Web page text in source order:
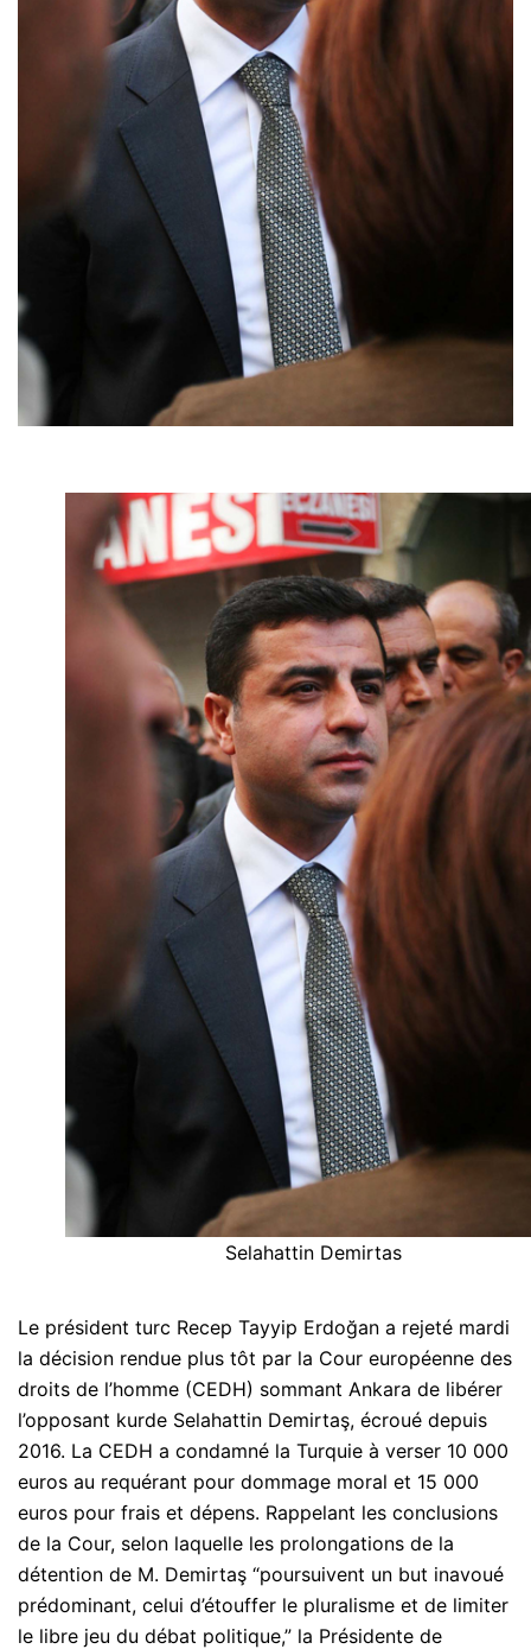
Selahattin Demirtas
Le président turc Recep Tayyip Erdoğan a rejeté mardi
la décision rendue plus tôt par la Cour européenne des
droits de l’homme (CEDH) sommant Ankara de libérer
l’opposant kurde Selahattin Demirtaş, écroué depuis
2016. La CEDH a condamné la Turquie à verser 10 000
euros au requérant pour dommage moral et 15 000
euros pour frais et dépens. Rappelant les conclusions
de la Cour, selon laquelle les prolongations de la
détention de M. Demirtaş “poursuivent un but inavoué
prédominant, celui d’étouffer le pluralisme et de limiter
le libre jeu du débat politique,” la Présidente de